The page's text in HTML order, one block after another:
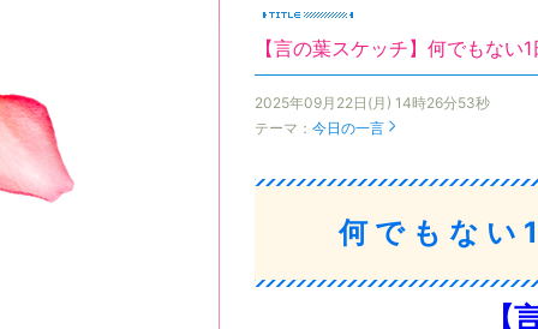
【言の葉スケッチ】何でもない
2025年09月22日(月) 14時26分53秒
テーマ： 今日の一言
何でもない
【